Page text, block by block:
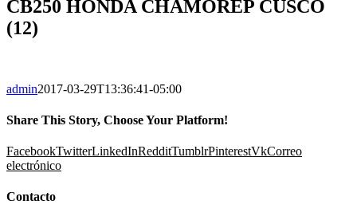
CB250 HONDA CHAMOREP CUSCO
(12)
admin2017-03-29T13:36:41-05:00
Share This Story, Choose Your Platform!
FacebookTwitterLinkedInRedditTumblrPinterestVkCorreo
electrónico
Contacto